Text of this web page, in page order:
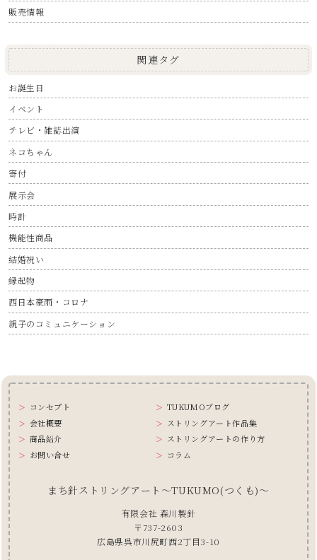
販売情報
関連タグ
お誕生日
イベント
テレビ・雑誌出演
ネコちゃん
寄付
展示会
時計
機能性商品
結婚祝い
縁起物
西日本豪雨・コロナ
親子のコミュニケーション
まち針ストリングアート〜TUKUMO(つくも)〜
有限会社 森川製針
〒737-2603
広島県呉市川尻町西2丁目3-10
コンセプト
TUKUMOブログ
会社概要
ストリングアート作品集
商品紹介
ストリングアートの作り方
お問い合せ
コラム